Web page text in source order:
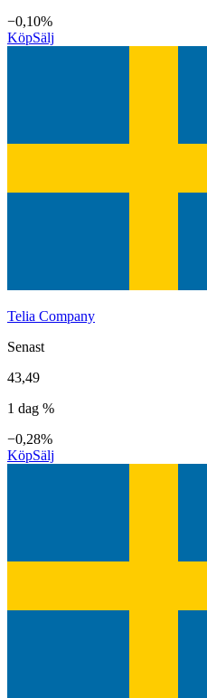
−0,10%
KöpSälj
Telia Company
Senast
43,49
1 dag %
−0,28%
KöpSälj